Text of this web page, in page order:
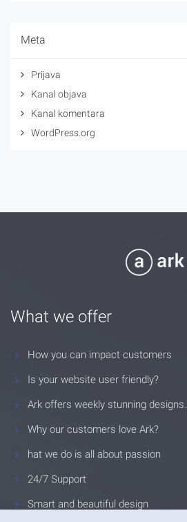
Meta
Prijava
Kanal objava
Kanal komentara
WordPress.org
What we offer
How you can impact customers
Is your website user friendly?
Ark offers weekly stunning designs.
Why our customers love Ark?
hat we do is all about passion
24/7 Support
Smart and beautiful design